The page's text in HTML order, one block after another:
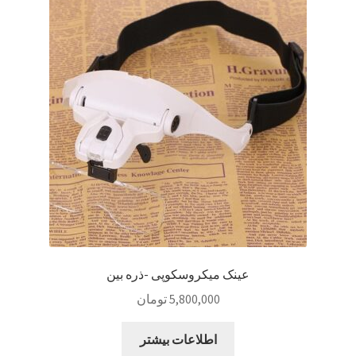
Sample Page
style guide
Typography
برگه نمونه
تماس با ما
عینک میکروسکوپی -ذره بین
5,800,000تومان
اطلاعات بیشتر